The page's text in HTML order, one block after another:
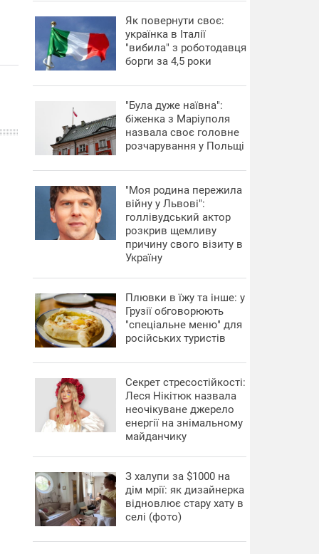
​Як повернути своє:
українка в Італії
"вибила" з роботодавця
борги за 4,5 роки
"Була дуже наївна":
біженка з Маріуполя
назвала своє головне
розчарування у Польщі
"Моя родина пережила
війну у Львові":
голлівудський актор
розкрив щемливу
причину свого візиту в
Україну
Плювки в їжу та інше: у
Грузії обговорюють
"спеціальне меню" для
російських туристів
Секрет стресостійкості:
Леся Нікітюк назвала
неочікуване джерело
енергії на знімальному
майданчику
З халупи за $1000 на
дім мрії: як дизайнерка
відновлює стару хату в
селі (фото)